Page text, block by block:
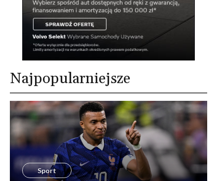
Najpopularniejsze
Sport